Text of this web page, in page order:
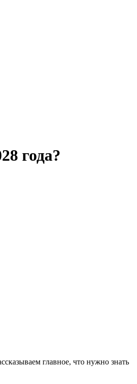
года?
главное, что нужно знать